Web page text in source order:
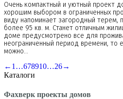
Очень компактный и уютный проект
хорошим выбором в ограниченных
виду напоминает загородный терем,
более 95 кв. м. Станет отличным
доме предусмотрено все для
неограниченный период времени, то
можно…
← 1 …678910…26→
Каталоги
Фахверк проекты домов